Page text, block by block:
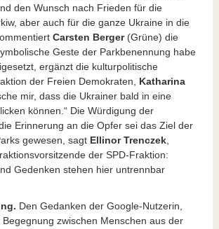
den Wunsch nach Frieden für die
aber auch für die ganze Ukraine in die
Carsten Berger(Grüne) die
Geste der Parkbenennung habe
ergänzt die kulturpolitische
der Freien Demokraten, Katharina
mir, dass die Ukrainer bald in eine
können.“ Die Würdigung der
Erinnerung an die Opfer sei das Ziel der
gewesen, sagt Ellinor Trenczek,
der SPD-Fraktion:
Gedenken stehen hier untrennbar
Den Gedanken der Google-Nutzerin,
zwischen Menschen aus der